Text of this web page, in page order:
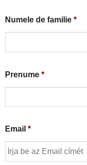
Numele de familie *
Prenume *
Email *